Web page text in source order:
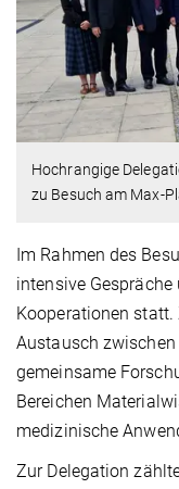
Hochrangige
zu Besuch am Max-
Im Rahmen des
intensive
Kooperationen
Austausch
gemeinsame
Bereichen
medizinische
Zur Delegation